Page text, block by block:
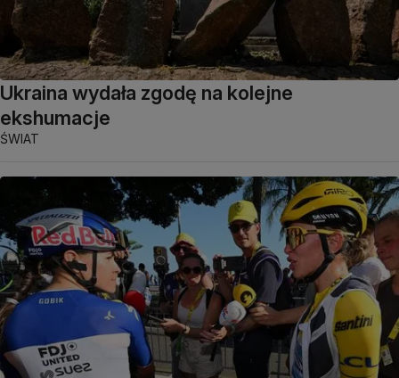
Ukraina wydała zgodę na kolejne
ekshumacje
ŚWIAT